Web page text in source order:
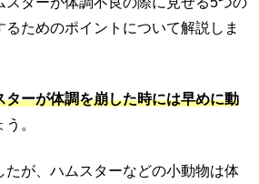
ためのポイントについて解説しま
ターが体調を崩した時には早めに動
。
たが、ハムスターなどの小動物は体